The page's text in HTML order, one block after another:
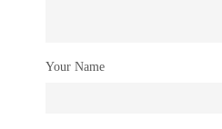
Your Name